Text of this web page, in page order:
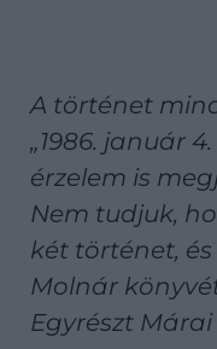
A történet
„1986. január
érzelem is
Nem tudjuk,
két történet,
Molnár
Egyrészt